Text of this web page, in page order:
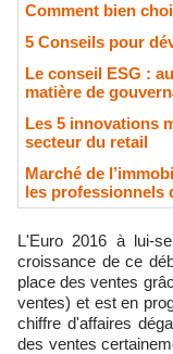
Comment bien
5 Conseils pour
Le conseil ESG :
matière de
Les 5 innovations
secteur du retail
Marché de
les professionnels
L'Euro 2016 à lui-seul a contribué à hauteur de 40 % à la
croissance de ce
place des ventes
ventes) et est en
chiffre d'affaires
des ventes